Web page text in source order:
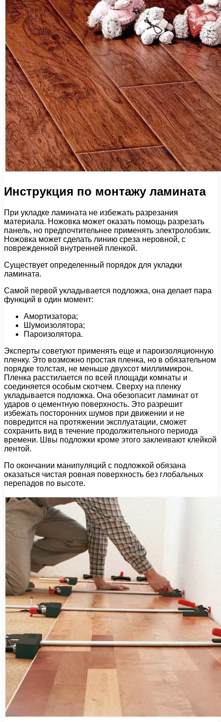
Инструкция по монтажу ламината
При укладке ламината не избежать разрезания
материала. Ножовка может оказать помощь разрезать
панель, но предпочтительнее применять электролобзик.
Ножовка может сделать линию среза неровной, с
поврежденной внутренней пленкой.
Существует определенный порядок для укладки
ламината.
Самой первой укладывается подложка, она делает пара
функций в один момент:
Амортизатора;
Шумоизолятора;
Пароизолятора.
Эксперты советуют применять еще и пароизоляционную
пленку. Это возможно простая пленка, но в обязательном
порядке толстая, не меньше двухсот миллимикрон.
Пленка расстилается по всей площади комнаты и
соединяется особым скотчем. Сверху на пленку
укладывается подложка. Она обезопасит ламинат от
ударов о цементную поверхность. Это разрешит
избежать посторонних шумов при движении и не
повредится на протяжении эксплуатации, сможет
сохранить вид в течение продолжительного периода
времени. Швы подложки кроме этого заклеивают клейкой
лентой.
По окончании манипуляций с подложкой обязана
оказаться чистая ровная поверхность без глобальных
перепадов по высоте.